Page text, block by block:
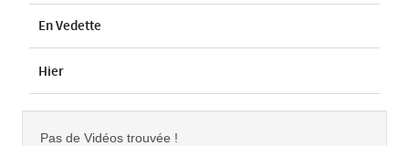
En Vedette
Hier
Pas de Vidéos trouvée !